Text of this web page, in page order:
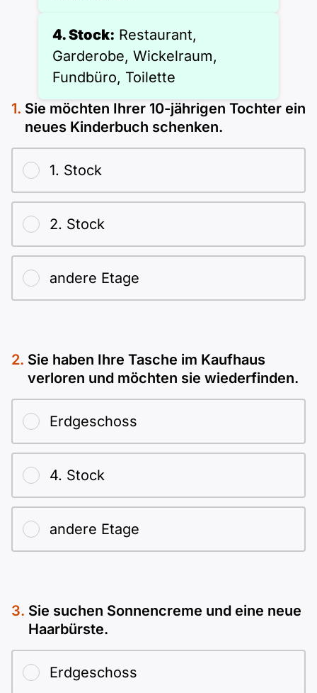
Motivationsbriefe
4. Stock: Restaurant,
Garderobe, Wickelraum,
Fundbüro, Toilette
Sie möchten Ihrer 10-jährigen Tochter ein
neues Kinderbuch schenken.
1. Stock
2. Stock
andere Etage
Sie haben Ihre Tasche im Kaufhaus
verloren und möchten sie wiederfinden.
Erdgeschoss
4. Stock
andere Etage
Sie suchen Sonnencreme und eine neue
Haarbürste.
Erdgeschoss